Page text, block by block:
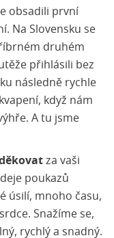
obsadili první
Na Slovensku se
druhém
přihlásili bez
následně rychle
když nám
A tu jsme
za vaši
poukazů
úsilí, mnoho času,
Snažíme se,
rychlý a snadný.